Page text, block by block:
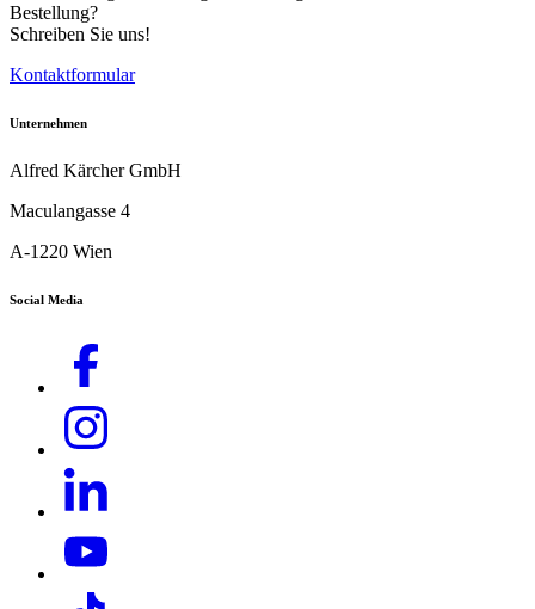
Bestellung?
Schreiben Sie uns!
Kontaktformular
Unternehmen
Alfred Kärcher GmbH
Maculangasse 4
A-1220 Wien
Social Media